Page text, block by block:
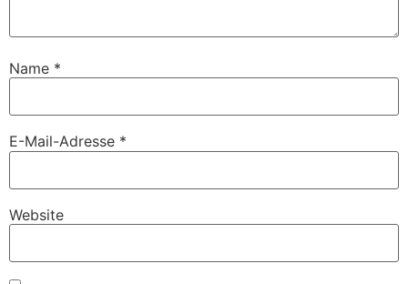
Name *
E-Mail-Adresse *
Website